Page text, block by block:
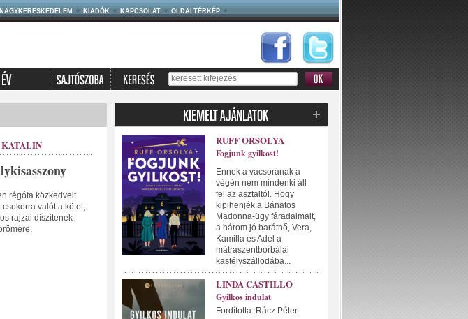
NAGYKERESKEDELEM KIADÓK KAPCSOLAT OLDALTÉRKÉP
KATALIN
régóta közkedvelt
valót a kötet,
rajzai díszítenek
RUFF ORSOLYA
Fogjunk gyilkost!
Ennek a vacsorának a
végén nem mindenki áll
fel az asztaltól. Hogy
kipihenjék a Bánatos
Madonna-ügy fáradalmait,
a három jó barátnő, Vera,
Kamilla és Adél a
mátraszentborbálai
kastélyszállodába...
LINDA CASTILLO
Gyilkos indulat
Fordította: Rácz Péter